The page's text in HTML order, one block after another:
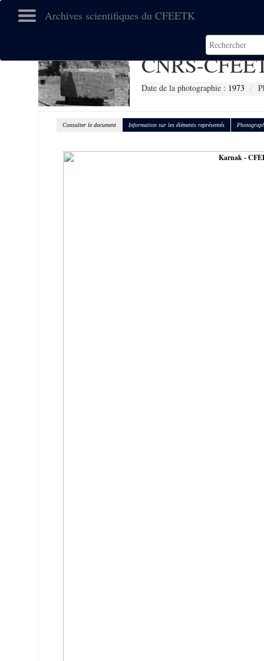
Archives scientifiques du CFEETK
CNRS-
Date de la photographie : 1973
Consulter le document Information sur les éléments représentés